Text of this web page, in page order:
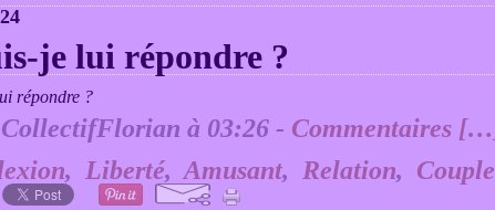
je lui répondre ?
CollectifFlorian à 03:26 - Commentaires […
, Liberté, Amusant, Relation, Couple